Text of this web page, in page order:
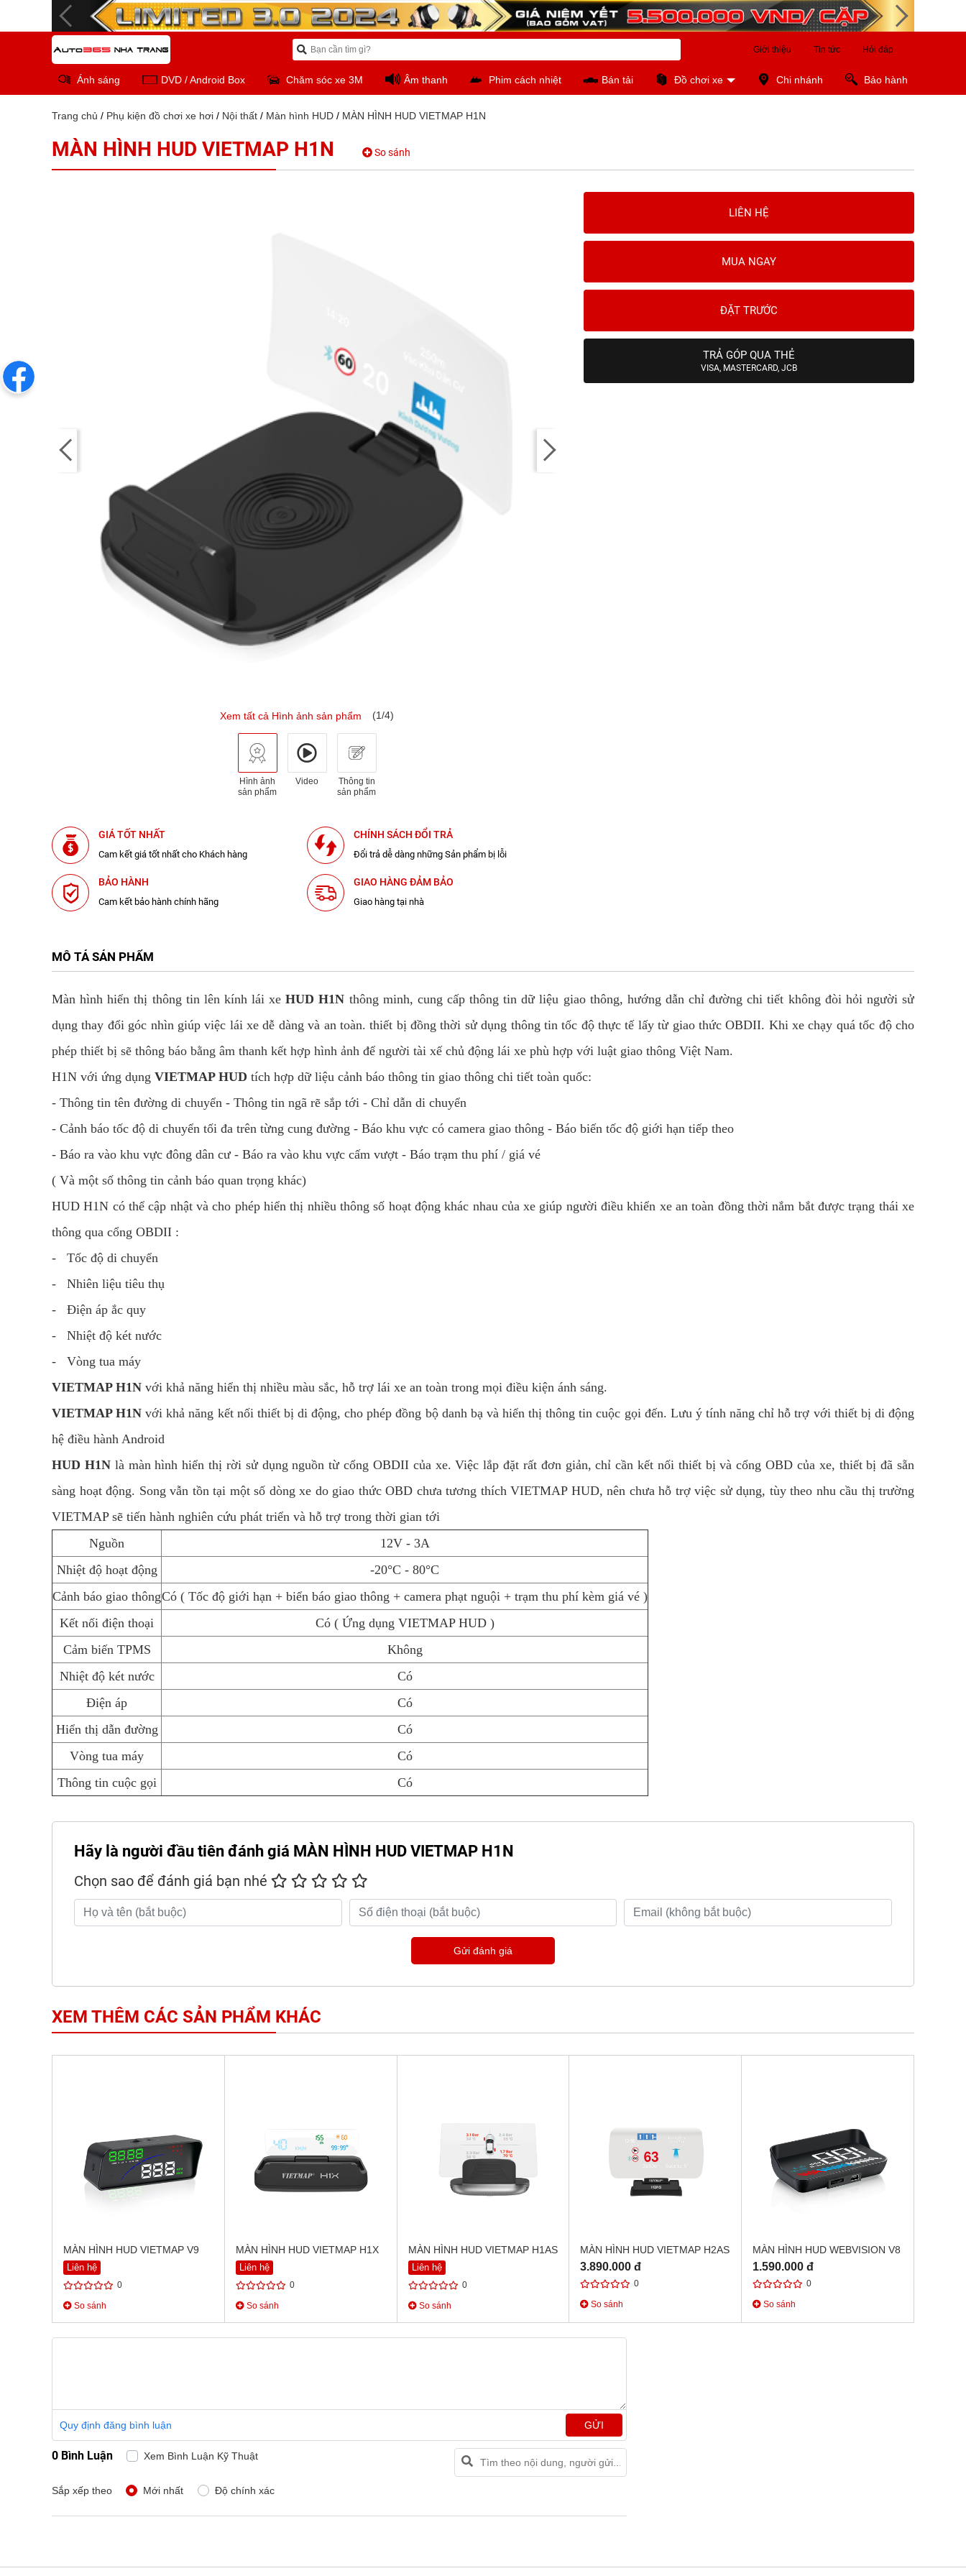
Giới thiệu Tin tức Hỏi đáp
Ánh sáng DVD / Android Box Chăm sóc xe 3M Âm thanh Phim cách nhiệt Bán tải Đồ chơi xe Chi nhánh Bảo hành
Trang chủ / Phụ kiện đồ chơi xe hơi / Nội thất / Màn hình HUD / MÀN HÌNH HUD VIETMAP H1N
MÀN HÌNH HUD VIETMAP H1N So sánh
Xem tất cả Hình ảnh sản phẩm (1/4)
Hình ảnh
sản phẩm
Video
Thông tin
sản phẩm
GIÁ TỐT NHẤT
Cam kết giá tốt nhất cho Khách hàng
CHÍNH SÁCH ĐỔI TRẢ
Đổi trả dễ dàng những Sản phẩm bị lỗi
BẢO HÀNH
Cam kết bảo hành chính hãng
GIAO HÀNG ĐẢM BẢO
Giao hàng tại nhà
LIÊN HỆ
MUA NGAY
ĐẶT TRƯỚC
TRẢ GÓP QUA THẺ
VISA, MASTERCARD, JCB
MÔ TẢ SẢN PHẨM
Màn hình hiển thị thông tin lên kính lái xeHUD H1N thông minh, cung cấp thông tin dữ liệu giao thông, hướng dẫn chỉ đường chi tiết không đòi hỏi người sử
dụng thay đổi góc nhìn giúp việc lái xe dễ dàng và an toàn. thiết bị đồng thời sử dụng thông tin tốc độ thực tế lấy từ giao thức OBDII. Khi xe chạy quá tốc độ cho
phép thiết bị sẽ thông báo bằng âm thanh kết hợp hình ảnh để người tài xế chủ động lái xe phù hợp với luật giao thông Việt Nam.
H1N với ứng dụng VIETMAP HUD tích hợp dữ liệu cảnh báo thông tin giao thông chi tiết toàn quốc:
- Thông tin tên đường di chuyển - Thông tin ngã rẽ sắp tới - Chỉ dẫn di chuyển
- Cảnh báo tốc độ di chuyển tối đa trên từng cung đường - Báo khu vực có camera giao thông - Báo biến tốc độ giới hạn tiếp theo
- Báo ra vào khu vực đông dân cư - Báo ra vào khu vực cấm vượt - Báo trạm thu phí / giá vé
( Và một số thông tin cảnh báo quan trọng khác)
HUD H1N có thể cập nhật và cho phép hiển thị nhiều thông số hoạt động khác nhau của xe giúp người điều khiển xe an toàn đồng thời nắm bắt được trạng thái xe
thông qua cổng OBDII :
- Tốc độ di chuyển
- Nhiên liệu tiêu thụ
- Điện áp ắc quy
- Nhiệt độ két nước
- Vòng tua máy
VIETMAP H1N với khả năng hiển thị nhiều màu sắc, hỗ trợ lái xe an toàn trong mọi điều kiện ánh sáng.
VIETMAP H1N với khả năng kết nối thiết bị di động, cho phép đồng bộ danh bạ và hiển thị thông tin cuộc gọi đến. Lưu ý tính năng chỉ hỗ trợ với thiết bị di động
hệ điều hành Android
HUD H1Nlà màn hình hiển thị rời sử dụng nguồn từ cổng OBDII của xe. Việc lắp đặt rất đơn giản, chỉ cần kết nối thiết bị và cổng OBD của xe, thiết bị đã sẵn
sàng hoạt động. Song vẫn tồn tại một số dòng xe do giao thức OBD chưa tương thích VIETMAP HUD, nên chưa hỗ trợ việc sử dụng, tùy theo nhu cầu thị trường
VIETMAP sẽ tiến hành nghiên cứu phát triển và hỗ trợ trong thời gian tới
Nguồn
12V - 3A
Nhiệt độ hoạt động
-20°C - 80°C
Cảnh báo giao thôngCó ( Tốc độ giới hạn + biển báo giao thông + camera phạt nguội + trạm thu phí kèm giá vé )
Kết nối điện thoại
Có ( Ứng dụng VIETMAP HUD )
Cảm biến TPMS
Không
Nhiệt độ két nước
Có
Điện áp
Có
Hiển thị dẫn đường
Có
Vòng tua máy
Có
Thông tin cuộc gọi
Có
Hãy là người đầu tiên đánh giá MÀN HÌNH HUD VIETMAP H1N
Chọn sao để đánh giá bạn nhé
Gửi đánh giá
XEM THÊM CÁC SẢN PHẨM KHÁC
MÀN HÌNH HUD VIETMAP V9
Liên hệ
0
So sánh
MÀN HÌNH HUD VIETMAP H1X
Liên hệ
0
So sánh
MÀN HÌNH HUD VIETMAP H1AS
Liên hệ
0
So sánh
MÀN HÌNH HUD VIETMAP H2AS
3.890.000 đ
0
So sánh
MÀN HÌNH HUD WEBVISION V8
1.590.000 đ
0
So sánh
Quy định đăng bình luận GỬI
0 Bình Luận Xem Bình Luận Kỹ Thuật
Sắp xếp theo Mới nhất Độ chính xác